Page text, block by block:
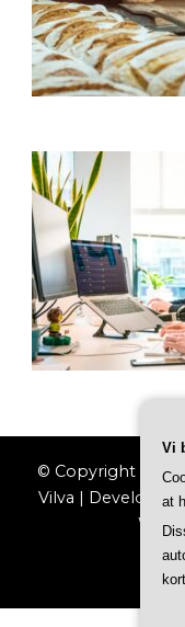
© Copyright 2026
Vilva | Developed
Vi
at